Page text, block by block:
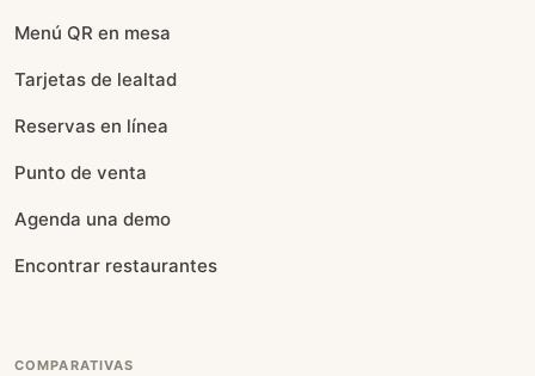
Menú QR en mesa
Tarjetas de lealtad
Reservas en línea
Punto de venta
Agenda una demo
Encontrar restaurantes
COMPARATIVAS